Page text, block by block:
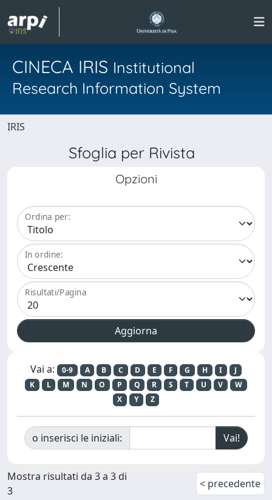
CINECA IRIS Institutional
Research Information System
IRIS
Sfoglia per Rivista
Opzioni
Ordina per:
In ordine:
Risultati/Pagina
Vai a: 0-9 A B C D E F G H I
J
K
L M N O P Q R S T U V
W
X
Y Z
o inserisci le iniziali:
Mostra risultati da 3 a 3 di
3
< precedente